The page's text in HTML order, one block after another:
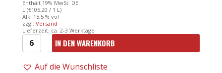
Enthält 19% MwSt. DE
L (€105,20 / 1 L)
Alk. 15,5 % vol
zzgl. Versand
Lieferzeit: ca. 2-3 Werktage
2016er
Amarone
IN DEN WARENKORB
Auf die Wunschliste